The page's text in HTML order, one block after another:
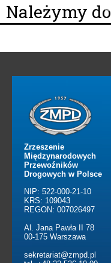
Należymy do
Zrzeszenie
Międzynarodowych
Przewoźników
Drogowych w Polsce
NIP: 522-000-21-10
KRS: 109043
REGON: 007026497
Al. Jana Pawła II 78
00-175 Warszawa
sekretariat@zmpd.pl